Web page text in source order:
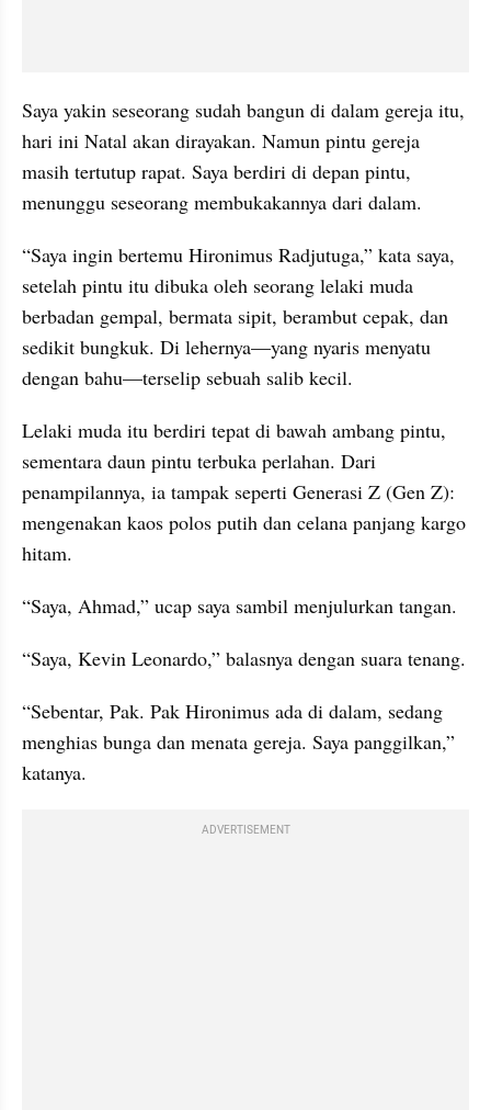
Saya yakin seseorang sudah bangun di dalam gereja itu,
hari ini Natal akan dirayakan. Namun pintu gereja
masih tertutup rapat. Saya berdiri di depan pintu,
menunggu seseorang membukakannya dari dalam.
“Saya ingin bertemu Hironimus Radjutuga,” kata saya,
setelah pintu itu dibuka oleh seorang lelaki muda
berbadan gempal, bermata sipit, berambut cepak, dan
sedikit bungkuk. Di lehernya—yang nyaris menyatu
dengan bahu—terselip sebuah salib kecil.
Lelaki muda itu berdiri tepat di bawah ambang pintu,
sementara daun pintu terbuka perlahan. Dari
penampilannya, ia tampak seperti Generasi Z (Gen Z):
mengenakan kaos polos putih dan celana panjang kargo
hitam.
“Saya, Ahmad,” ucap saya sambil menjulurkan tangan.
“Saya, Kevin Leonardo,” balasnya dengan suara tenang.
“Sebentar, Pak. Pak Hironimus ada di dalam, sedang
menghias bunga dan menata gereja. Saya panggilkan,”
katanya.
ADVERTISEMENT